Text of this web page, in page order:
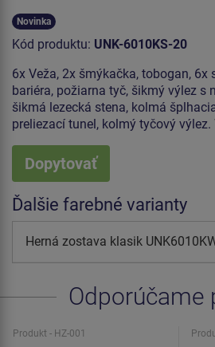
Novinka
Kód produktu: UNK-6010KS-20
6x Veža, 2x šmýkačka, tobogan, 6x
bariéra, požiarna tyč, šikmý výlez s
šikmá lezecká stena, kolmá
preliezací tunel, kolmý tyčový výlez.
Dopytovať
Ďalšie farebné varianty
Herná zostava klasik
Odporúčame
Produkt - HZ-001